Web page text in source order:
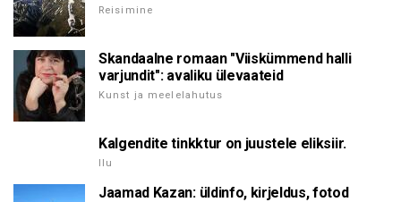
Reisimine
Skandaalne romaan "Viiskümmend halli
varjundit": avaliku ülevaateid
Kunst ja meelelahutus
Kalgendite tinkktur on juustele eliksiir.
Ilu
Jaamad Kazan: üldinfo, kirjeldus, fotod